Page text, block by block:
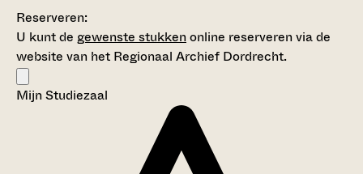
Reserveren:
U kunt de gewenste stukkenonline reserveren via de
website van het Regionaal Archief Dordrecht.
Mijn Studiezaal